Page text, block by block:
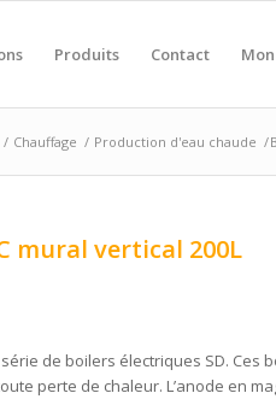
Produits Contact
/ Chauffage / Production d'eau chaude /
mural vertical 200L
de boilers électriques SD. Ces
perte de chaleur. L’anode en